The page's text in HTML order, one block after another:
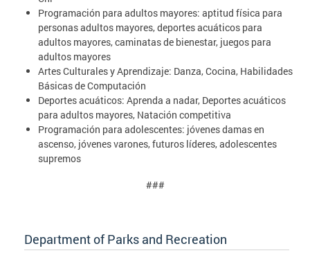
Programación para adultos mayores: aptitud física para
personas adultos mayores, deportes acuáticos para
adultos mayores, caminatas de bienestar, juegos para
adultos mayores
Artes Culturales y Aprendizaje: Danza, Cocina, Habilidades
Básicas de Computación
Deportes acuáticos: Aprenda a nadar, Deportes acuáticos
para adultos mayores, Natación competitiva
Programación para adolescentes: jóvenes damas en
ascenso, jóvenes varones, futuros líderes, adolescentes
supremos
###
Department of Parks and Recreation